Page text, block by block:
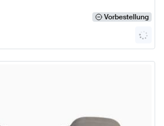
Vorbestellung